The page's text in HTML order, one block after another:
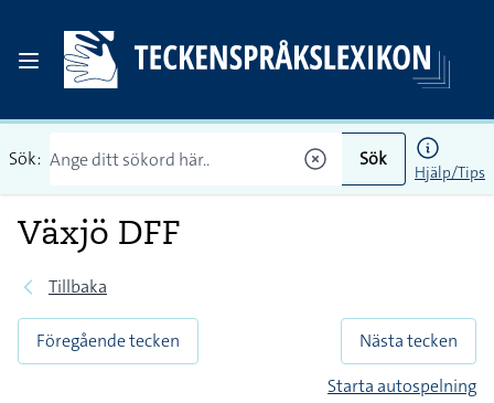
Sök: Sök
Hjälp/Tips
Växjö DFF
Tillbaka
Föregående tecken
Nästa tecken
Starta autospelning